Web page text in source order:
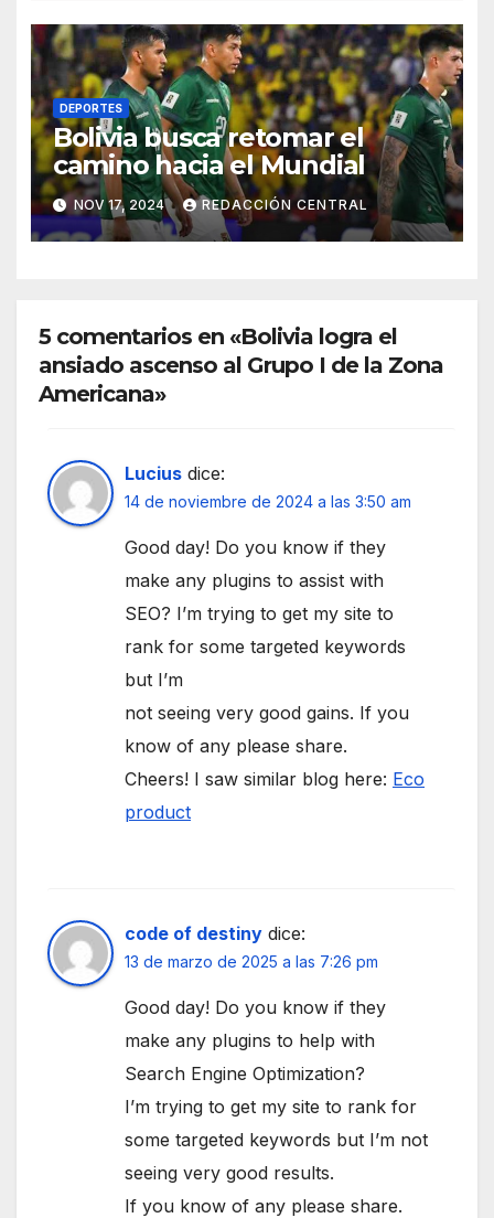
DEPORTES
Bolivia busca retomar el
camino hacia el Mundial
NOV 17, 2024 REDACCIÓN CENTRAL
5 comentarios en «Bolivia logra el
ansiado ascenso al Grupo I de la Zona
Americana»
Lucius dice:
14 de noviembre de 2024 a las 3:50 am
Good day! Do you know if they
make any plugins to assist with
SEO? I’m trying to get my site to
rank for some targeted keywords
but I’m
not seeing very good gains. If you
know of any please share.
Cheers! I saw similar blog here: Eco
product
code of destiny dice:
13 de marzo de 2025 a las 7:26 pm
Good day! Do you know if they
make any plugins to help with
Search Engine Optimization?
I’m trying to get my site to rank for
some targeted keywords but I’m not
seeing very good results.
If you know of any please share.